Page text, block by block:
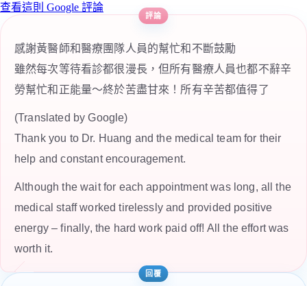
查看這則 Google 評論
感謝黃醫師和醫療團隊人員的幫忙和不斷鼓勵
雖然每次等待看診都很漫長，但所有醫療人員也都不辭辛
勞幫忙和正能量～終於苦盡甘來！所有辛苦都值得了
(Translated by Google)
Thank you to Dr. Huang and the medical team for their
help and constant encouragement.
Although the wait for each appointment was long, all the
medical staff worked tirelessly and provided positive
energy – finally, the hard work paid off! All the effort was
worth it.